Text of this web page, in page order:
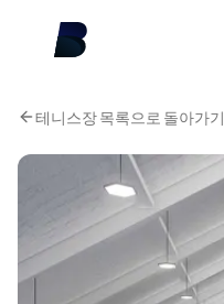
테니스장 목록으로 돌아가기